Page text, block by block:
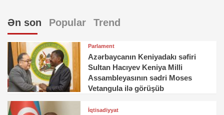
Ən son Popular Trend
Parlament
Azərbaycanın Keniyadakı səfiri
Sultan Hacıyev Keniya Milli
Assambleyasının sədri Moses
Vetangula ilə görüşüb
İqtisadiyyat